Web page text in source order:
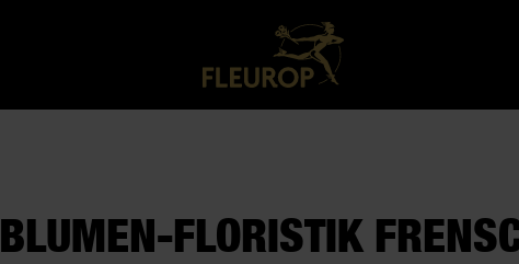
BLUMEN-FLORISTIK